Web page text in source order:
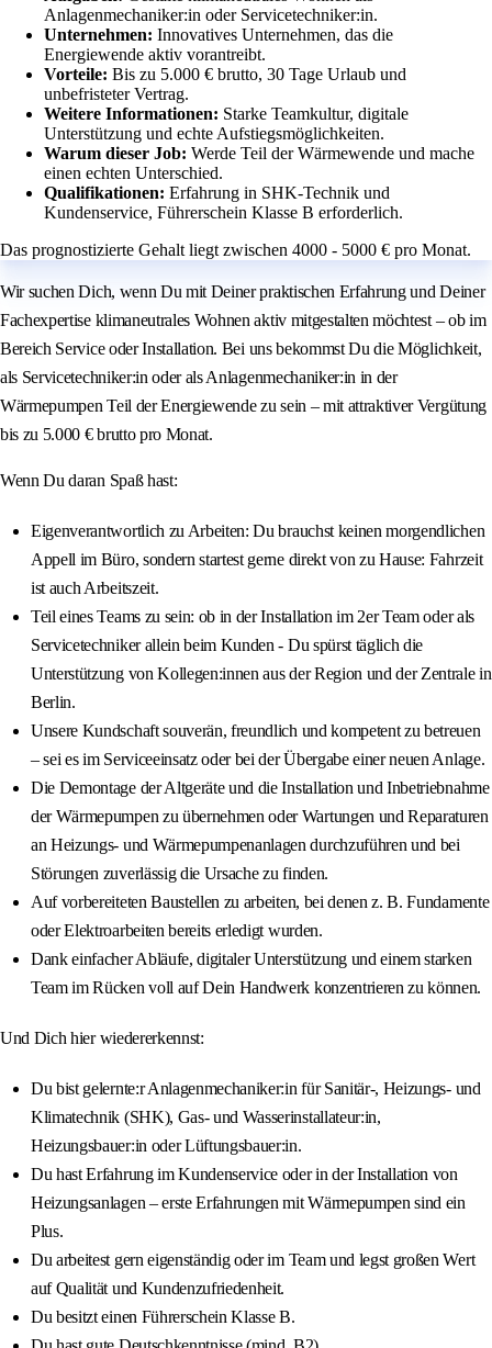
Anlagenmechaniker:in oder Servicetechniker:in.
Unternehmen: Innovatives Unternehmen, das die
Energiewende aktiv vorantreibt.
Vorteile: Bis zu 5.000 € brutto, 30 Tage Urlaub und
unbefristeter Vertrag.
Weitere Informationen: Starke Teamkultur, digitale
Unterstützung und echte Aufstiegsmöglichkeiten.
Warum dieser Job: Werde Teil der Wärmewende und mache
einen echten Unterschied.
Qualifikationen: Erfahrung in SHK-Technik und
Kundenservice, Führerschein Klasse B erforderlich.
Das prognostizierte Gehalt liegt zwischen 4000 - 5000 € pro Monat.
Wir suchen Dich, wenn Du mit Deiner praktischen Erfahrung und Deiner
Fachexpertise klimaneutrales Wohnen aktiv mitgestalten möchtest – ob im
Bereich Service oder Installation. Bei uns bekommst Du die Möglichkeit,
als Servicetechniker:in oder als Anlagenmechaniker:in in der
Wärmepumpen Teil der Energiewende zu sein – mit attraktiver Vergütung
bis zu 5.000 € brutto pro Monat.
Wenn Du daran Spaß hast:
Eigenverantwortlich zu Arbeiten: Du brauchst keinen morgendlichen
Appell im Büro, sondern startest gerne direkt von zu Hause: Fahrzeit
ist auch Arbeitszeit.
Teil eines Teams zu sein: ob in der Installation im 2er Team oder als
Servicetechniker allein beim Kunden - Du spürst täglich die
Unterstützung von Kollegen:innen aus der Region und der Zentrale in
Berlin.
Unsere Kundschaft souverän, freundlich und kompetent zu betreuen
– sei es im Serviceeinsatz oder bei der Übergabe einer neuen Anlage.
Die Demontage der Altgeräte und die Installation und Inbetriebnahme
der Wärmepumpen zu übernehmen oder Wartungen und Reparaturen
an Heizungs- und Wärmepumpenanlagen durchzuführen und bei
Störungen zuverlässig die Ursache zu finden.
Auf vorbereiteten Baustellen zu arbeiten, bei denen z. B. Fundamente
oder Elektroarbeiten bereits erledigt wurden.
Dank einfacher Abläufe, digitaler Unterstützung und einem starken
Team im Rücken voll auf Dein Handwerk konzentrieren zu können.
Und Dich hier wiedererkennst:
Du bist gelernte:r Anlagenmechaniker:in für Sanitär-, Heizungs- und
Klimatechnik (SHK), Gas- und Wasserinstallateur:in,
Heizungsbauer:in oder Lüftungsbauer:in.
Du hast Erfahrung im Kundenservice oder in der Installation von
Heizungsanlagen – erste Erfahrungen mit Wärmepumpen sind ein
Plus.
Du arbeitest gern eigenständig oder im Team und legst großen Wert
auf Qualität und Kundenzufriedenheit.
Du besitzt einen Führerschein Klasse B.